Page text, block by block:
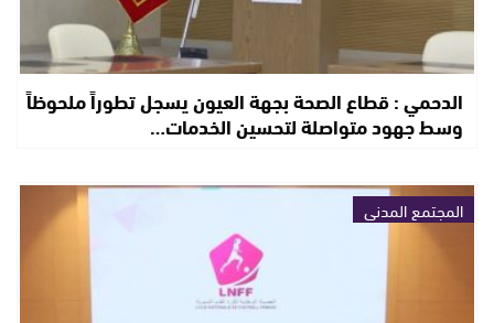
الدحمي : قطاع الصحة بجهة العيون يسجل تطوراً ملحوظاً
وسط جهود متواصلة لتحسين الخدمات…
المجتمع المدني